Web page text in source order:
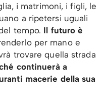
i matrimoni, i figli, le
a ripetersi uguali
tempo. Il futuro è
per mano e
trovare quella strada
continuerà a
macerie della sua